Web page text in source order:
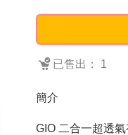
已售出： 1
簡介
GIO 二合一超透